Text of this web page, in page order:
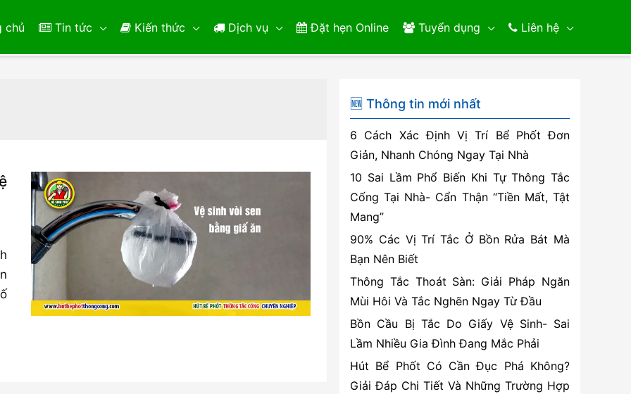
chủ Tin tức Kiến thức Dịch vụ Đặt hẹn Online Tuyển dụng Liên hệ
🆕 Thông tin mới nhất
6 Cách Xác Định Vị Trí Bể Phốt Đơn
Giản, Nhanh Chóng Ngay Tại Nhà
10 Sai Lầm Phổ Biến Khi Tự Thông Tắc
Cống Tại Nhà- Cẩn Thận “Tiền Mất, Tật
Mang”
90% Các Vị Trí Tắc Ở Bồn Rửa Bát Mà
Bạn Nên Biết
Thông Tắc Thoát Sàn: Giải Pháp Ngăn
Mùi Hôi Và Tắc Nghẽn Ngay Từ Đầu
Bồn Cầu Bị Tắc Do Giấy Vệ Sinh- Sai
Lầm Nhiều Gia Đình Đang Mắc Phải
Hút Bể Phốt Có Cần Đục Phá Không?
Giải Đáp Chi Tiết Và Những Trường Hợp